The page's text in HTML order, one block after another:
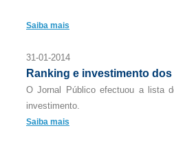
Saiba mais
31-01-2014
Ranking e investimento
O Jornal Público efectuou a lista
investimento.
Saiba mais